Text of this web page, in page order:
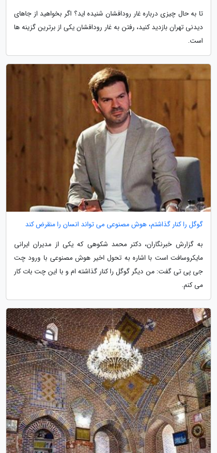
تا به حال چیزی درباره غار رودافشان شنیده اید؟ اگر بخواهید از جاهای
دیدنی تهران بازدید کنید، رفتن به غار رودافشان یکی از برترین گزینه ها
است.
گوگل را کنار گذاشتم، هوش مصنوعی می تواند انسان را منقرض کند
به گزارش خبرنگاران، دکتر محمد شکوهی که یکی از مدیران ایرانی
مایکروسافت است با اشاره به تحول اخیر هوش مصنوعی با ورود چت
جی پی تی گفت: من دیگر گوگل را کنار گذاشته ام و با این چت بات کار
می کنم.